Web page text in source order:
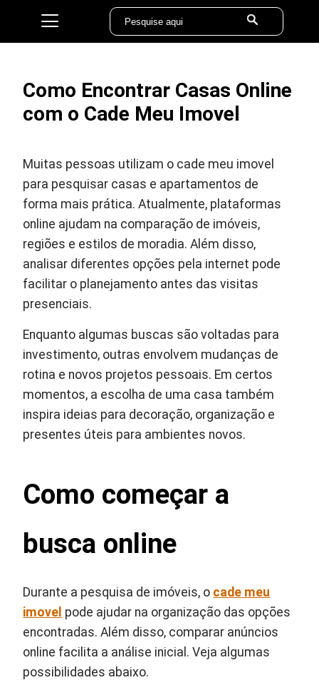
Como Encontrar Casas Online
com o Cade Meu Imovel
Muitas pessoas utilizam o cade meu imovel
para pesquisar casas e apartamentos de
forma mais prática. Atualmente, plataformas
online ajudam na comparação de imóveis,
regiões e estilos de moradia. Além disso,
analisar diferentes opções pela internet pode
facilitar o planejamento antes das visitas
presenciais.
Enquanto algumas buscas são voltadas para
investimento, outras envolvem mudanças de
rotina e novos projetos pessoais. Em certos
momentos, a escolha de uma casa também
inspira ideias para decoração, organização e
presentes úteis para ambientes novos.
Como começar a
busca online
Durante a pesquisa de imóveis, o cade meu
imovel pode ajudar na organização das opções
encontradas. Além disso, comparar anúncios
online facilita a análise inicial. Veja algumas
possibilidades abaixo.